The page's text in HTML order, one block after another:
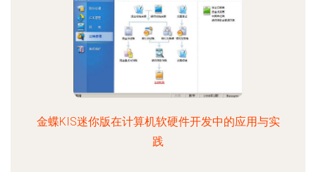
金蝶KIS迷你版在计算机软硬件开发中的应用与实
践